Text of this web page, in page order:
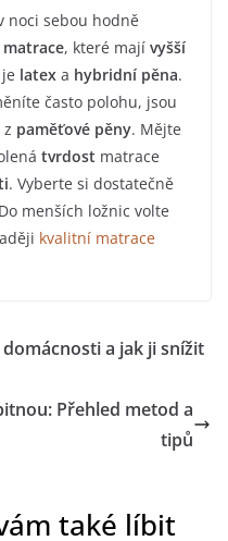
noci sebou hodně
, které mají vyšší
latex a hybridní pěna.
často polohu, jsou
paměťové pěny. Mějte
tvrdost matrace
. Vyberte si dostatečně
menších ložnic volte
kvalitní matrace
a jak ji snížit
Přehled metod a
tipů
také líbit